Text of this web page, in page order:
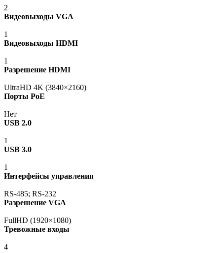
2
Видеовыходы VGA
1
Видеовыходы HDMI
1
Разрешение HDMI
UltraHD 4K (3840×2160)
Порты PoE
Нет
USB 2.0
1
USB 3.0
1
Интерфейсы управления
RS-485; RS-232
Разрешение VGA
FullHD (1920×1080)
Тревожные входы
4